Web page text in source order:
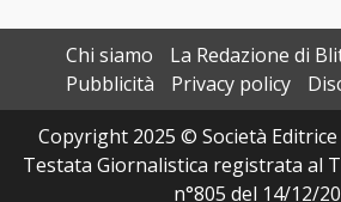
Chi siamo
La Redazione di
Pubblicità
Privacy policy
Copyright 2025 © Società
Testata Giornalistica registrata al
n°805 del 14/12/